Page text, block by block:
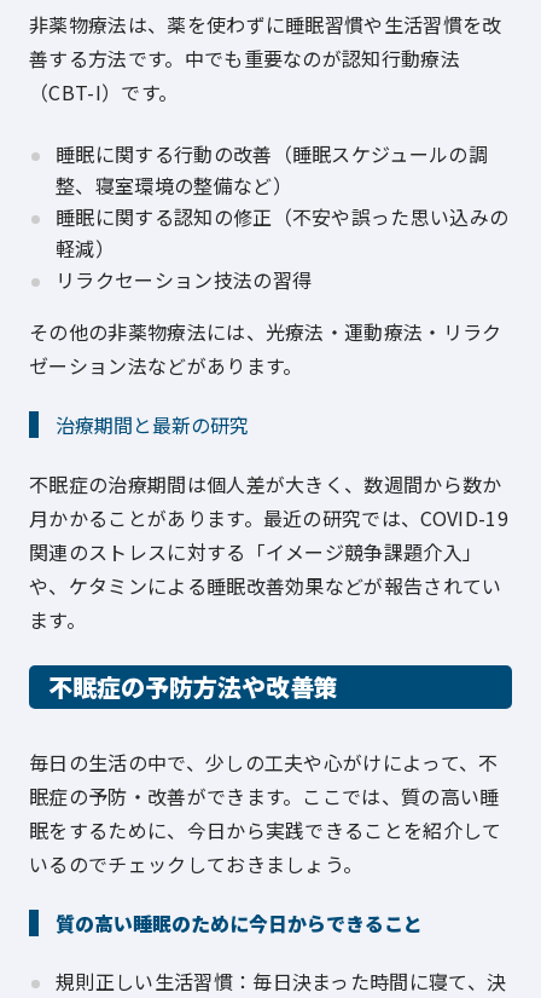
非薬物療法は、薬を使わずに睡眠習慣や生活習慣を改
善する方法です。中でも重要なのが認知行動療法
（CBT-I）です。
睡眠に関する行動の改善（睡眠スケジュールの調
整、寝室環境の整備など）
睡眠に関する認知の修正（不安や誤った思い込みの
軽減）
リラクセーション技法の習得
その他の非薬物療法には、光療法・運動療法・リラク
ゼーション法などがあります。
治療期間と最新の研究
不眠症の治療期間は個人差が大きく、数週間から数か
月かかることがあります。最近の研究では、COVID-19
関連のストレスに対する「イメージ競争課題介入」
や、ケタミンによる睡眠改善効果などが報告されてい
ます。
不眠症の予防方法や改善策
毎日の生活の中で、少しの工夫や心がけによって、不
眠症の予防・改善ができます。ここでは、質の高い睡
眠をするために、今日から実践できることを紹介して
いるのでチェックしておきましょう。
質の高い睡眠のために今日からできること
規則正しい生活習慣：毎日決まった時間に寝て、決